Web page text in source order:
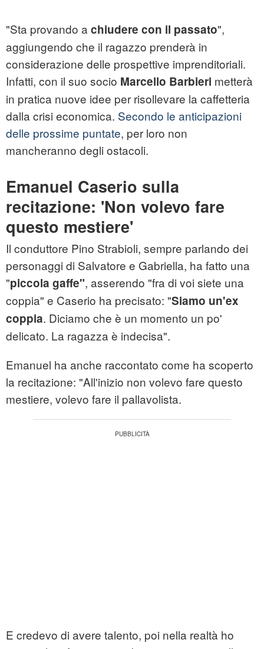
"Sta provando a chiudere con il passato",
aggiungendo che il ragazzo prenderà in
considerazione delle prospettive imprenditoriali.
Infatti, con il suo socio Marcello Barbieri metterà
in pratica nuove idee per risollevare la caffetteria
dalla crisi economica. Secondo le anticipazioni
delle prossime puntate, per loro non
mancheranno degli ostacoli.
Emanuel Caserio sulla
recitazione: 'Non volevo fare
questo mestiere'
Il conduttore Pino Strabioli, sempre parlando dei
personaggi di Salvatore e Gabriella, ha fatto una
"piccola gaffe", asserendo "fra di voi siete una
coppia" e Caserio ha precisato: "Siamo un'ex
coppia. Diciamo che è un momento un po'
delicato. La ragazza è indecisa".
Emanuel ha anche raccontato come ha scoperto
la recitazione: "All'inizio non volevo fare questo
mestiere, volevo fare il pallavolista.
E credevo di avere talento, poi nella realtà ho